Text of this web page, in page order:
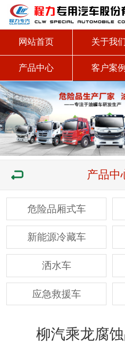
网站首页 关于我们
产品中心 客户案例
产品中
危险品厢式车
新能源冷藏车
洒水车
应急救援车
柳汽乘龙腐